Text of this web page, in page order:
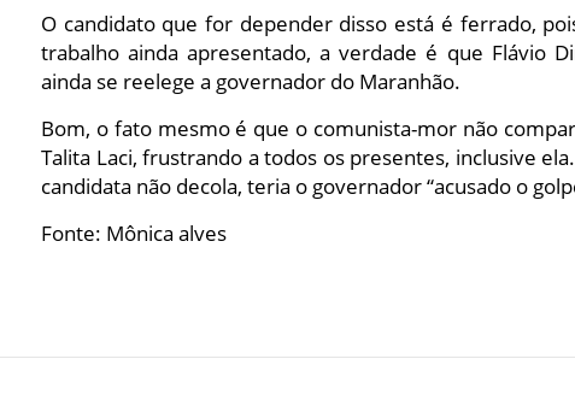
O candidato que for depender disso está é ferrado,
trabalho ainda apresentado, a verdade é que Flávio
ainda se reelege a governador do Maranhão.
Bom, o fato mesmo é que o comunista-mor não
Talita Laci, frustrando a todos os presentes, inclusive
candidata não decola, teria o governador “acusado o
Fonte: Mônica alves